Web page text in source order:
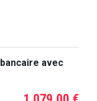
avec